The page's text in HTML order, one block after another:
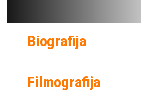
Biografija
Filmografija